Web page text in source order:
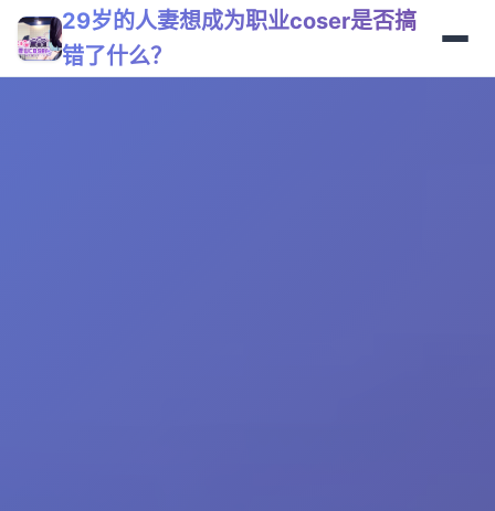
29岁的人妻想成为职业coser是否搞
错了什么？